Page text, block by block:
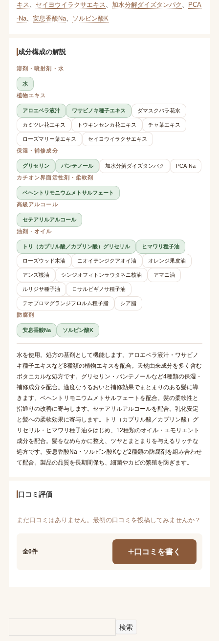
キス
セイヨウイラクサエキス 加水分解ダイズタンパク
PCA
-Na、 安息香酸Na、 ソルビン酸K
成分構成の解説
溶剤・噴射剤・水
水
植物エキス
アロエベラ液汁 ワサビノキ種子エキス ダマスクバラ花水
カミツレ花エキス トウキンセンカ花エキス チャ葉エキス
ローズマリー葉エキス
セイヨウイラクサエキス
保湿・補修成分
グリセリン パンテノール 加水分解ダイズタンパク
PCA-Na
カチオン界面活性剤・柔軟剤
ベヘントリモニウムメトサルフェート
高級アルコール
セテアリルアルコール
油剤・オイル
トリ（カプリル酸／カプリン酸）グリセリル ヒマワリ種子油
ローズウッド木油 ニオイテンジクアオイ油 オレンジ果皮油
アンズ核油 シンジオフィトンラウタネニ核油 アマニ油
ルリジサ種子油 ロサルビギノサ種子油
テオブロマグランジフロルム種子脂
シア脂
防腐剤
安息香酸Na ソルビン酸K
水を使用。処方の基剤として機能します。アロエベラ液汁・ワサビノ
キ種子エキスなど8種類の植物エキスを配合。天然由来成分を多く含む
ボタニカルな処方です。グリセリン・パンテノールなど4種類の保湿・
補修成分を配合。適度なうるおいと補修効果でまとまりのある髪に導
きます。ベヘントリモニウムメトサルフェートを配合。髪の柔軟性と
指通りの改善に寄与します。セテアリルアルコールを配合。乳化安定
と髪への柔軟効果に寄与します。トリ（カプリル酸／カプリン酸）グ
リセリル・ヒマワリ種子油をはじめ、12種類のオイル・エモリエント
成分を配合。髪をなめらかに整え、ツヤとまとまりを与えるリッチな
処方です。安息香酸Na・ソルビン酸Kなど2種類の防腐剤を組み合わせ
て配合。製品の品質を長期間保ち、細菌やカビの繁殖を防ぎます。
口コミ評価
まだ口コミはありません。最初の口コミを投稿してみませんか？
全0件 口コミを書く
検索